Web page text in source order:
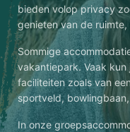
bieden volop privacy
genieten van de
Sommige
vakantiepark. Vaak
faciliteiten zoals van
sportveld,
In onze